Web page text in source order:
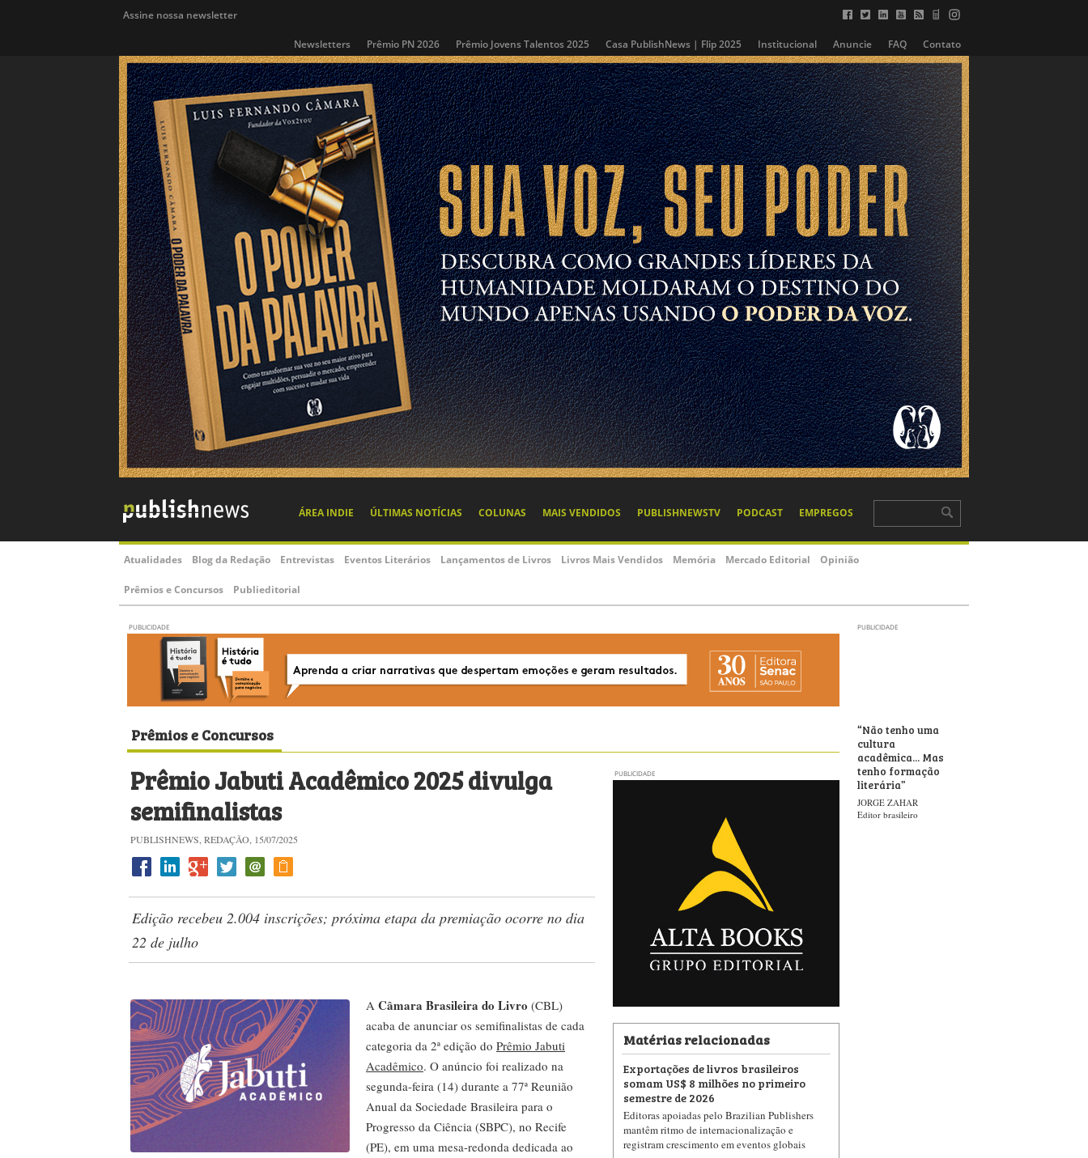
Assine nossa newsletter
Newsletters Prêmio PN 2026 Prêmio Jovens Talentos 2025 Casa PublishNews | Flip 2025 Institucional Anuncie FAQ Contato
ÁREA INDIE ÚLTIMAS NOTÍCIAS COLUNAS MAIS VENDIDOS PUBLISHNEWSTV PODCAST EMPREGOS
Atualidades Blog da Redação Entrevistas Eventos Literários Lançamentos de Livros Livros Mais Vendidos Memória Mercado Editorial Opinião
Prêmios e Concursos Publieditorial
PUBLICIDADE PUBLICIDADE
Prêmios e Concursos
Prêmio Jabuti Acadêmico 2025 divulga
semifinalistas
PUBLISHNEWS, REDAÇÃO, 15/07/2025
Edição recebeu 2.004 inscrições; próxima etapa da premiação ocorre no dia
22 de julho
A Câmara Brasileira do Livro (CBL)
acaba de anunciar os semifinalistas de cada
categoria da 2ª edição do Prêmio Jabuti
Acadêmico. O anúncio foi realizado na
segunda-feira (14) durante a 77ª Reunião
Anual da Sociedade Brasileira para o
Progresso da Ciência (SBPC), no Recife
(PE), em uma mesa-redonda dedicada ao
PUBLICIDADE
Matérias relacionadas
Exportações de livros brasileiros
somam US$ 8 milhões no primeiro
semestre de 2026
Editoras apoiadas pelo Brazilian Publishers
mantêm ritmo de internacionalização e
registram crescimento em eventos globais
“Não tenho uma
cultura
acadêmica... Mas
tenho formação
literária”
JORGE ZAHAR
Editor brasileiro